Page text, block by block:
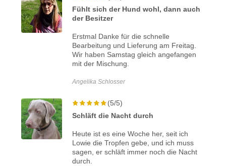
Fühlt sich der Hund wohl, dann auch
der Besitzer
Erstmal Danke für die schnelle
Bearbeitung und Lieferung am Freitag.
Wir haben Samstag gleich angefangen
mit der Mischung.
Angelika Schlosser
(5/5)
Schläft die Nacht durch
Heute ist es eine Woche her, seit ich
Lowie die Tropfen gebe, und ich muss
sagen, er schläft immer noch die Nacht
durch.